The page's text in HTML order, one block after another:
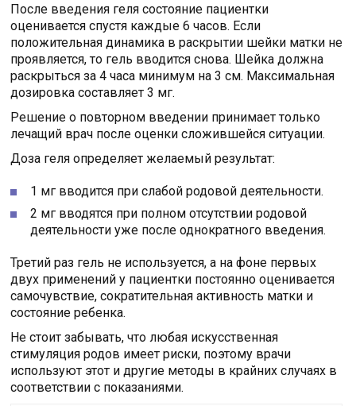
После введения геля состояние пациентки
оценивается спустя каждые 6 часов. Если
положительная динамика в раскрытии шейки матки не
проявляется, то гель вводится снова. Шейка должна
раскрыться за 4 часа минимум на 3 см. Максимальная
дозировка составляет 3 мг.
Решение о повторном введении принимает только
лечащий врач после оценки сложившейся ситуации.
Доза геля определяет желаемый результат:
1 мг вводится при слабой родовой деятельности.
2 мг вводятся при полном отсутствии родовой
деятельности уже после однократного введения.
Третий раз гель не используется, а на фоне первых
двух применений у пациентки постоянно оценивается
самочувствие, сократительная активность матки и
состояние ребенка.
Не стоит забывать, что любая искусственная
стимуляция родов имеет риски, поэтому врачи
используют этот и другие методы в крайних случаях в
соответствии с показаниями.